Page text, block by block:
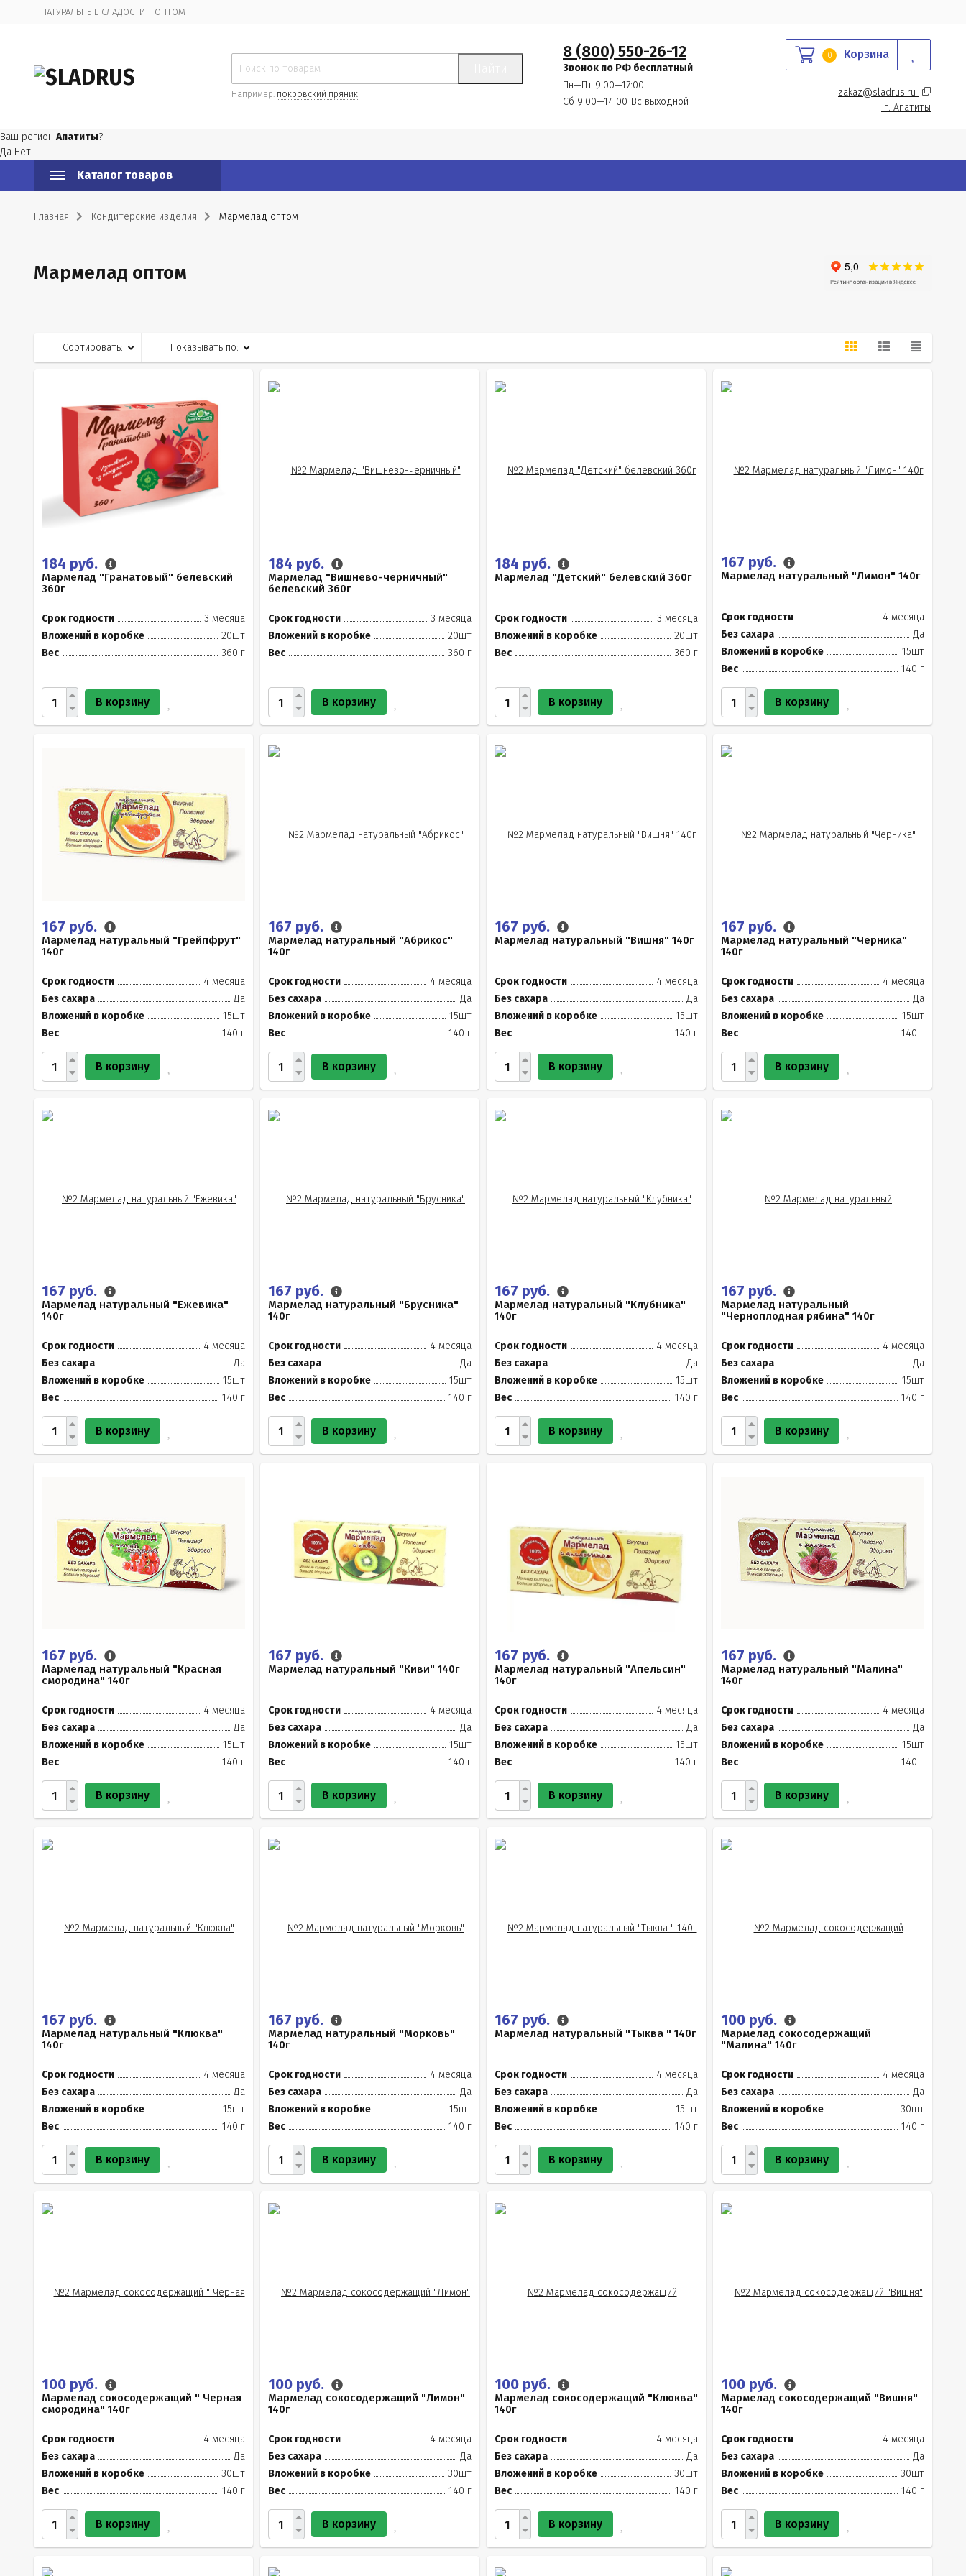
НАТУРАЛЬНЫЕ СЛАДОСТИ - ОПТОМ
Например: покровский пряник
8 (800) 550-26-12
Звонок по РФ бесплатный
Пн—Пт 9:00—17:00
Сб 9:00—14:00 Вс выходной
0 Корзина
zakaz@sladrus.ru
г. Апатиты
Ваш регион Апатиты?
Да Нет
Каталог товаров
Главная Кондитерские изделия Мармелад оптом
Мармелад оптом
Сортировать: Показывать по:
184 руб.
Мармелад "Гранатовый" белевский
360г
Срок годности
3 месяца
Вложений в коробке
20шт
Вес
360 г
В корзину
184 руб.
Мармелад "Вишнево-черничный"
белевский 360г
Срок годности
3 месяца
Вложений в коробке
20шт
Вес
360 г
В корзину
184 руб.
Мармелад "Детский" белевский 360г
Срок годности
3 месяца
Вложений в коробке
20шт
Вес
360 г
В корзину
167 руб.
Мармелад натуральный "Лимон" 140г
Срок годности
4 месяца
Без сахара
Да
Вложений в коробке
15шт
Вес
140 г
В корзину
167 руб.
Мармелад натуральный "Грейпфрут"
140г
Срок годности
4 месяца
Без сахара
Да
Вложений в коробке
15шт
Вес
140 г
В корзину
167 руб.
Мармелад натуральный "Абрикос"
140г
Срок годности
4 месяца
Без сахара
Да
Вложений в коробке
15шт
Вес
140 г
В корзину
167 руб.
Мармелад натуральный "Вишня" 140г
Срок годности
4 месяца
Без сахара
Да
Вложений в коробке
15шт
Вес
140 г
В корзину
167 руб.
Мармелад натуральный "Черника"
140г
Срок годности
4 месяца
Без сахара
Да
Вложений в коробке
15шт
Вес
140 г
В корзину
167 руб.
Мармелад натуральный "Ежевика"
140г
Срок годности
4 месяца
Без сахара
Да
Вложений в коробке
15шт
Вес
140 г
В корзину
167 руб.
Мармелад натуральный "Брусника"
140г
Срок годности
4 месяца
Без сахара
Да
Вложений в коробке
15шт
Вес
140 г
В корзину
167 руб.
Мармелад натуральный "Клубника"
140г
Срок годности
4 месяца
Без сахара
Да
Вложений в коробке
15шт
Вес
140 г
В корзину
167 руб.
Мармелад натуральный
"Черноплодная рябина" 140г
Срок годности
4 месяца
Без сахара
Да
Вложений в коробке
15шт
Вес
140 г
В корзину
167 руб.
Мармелад натуральный "Красная
смородина" 140г
Срок годности
4 месяца
Без сахара
Да
Вложений в коробке
15шт
Вес
140 г
В корзину
167 руб.
Мармелад натуральный "Киви" 140г
Срок годности
4 месяца
Без сахара
Да
Вложений в коробке
15шт
Вес
140 г
В корзину
167 руб.
Мармелад натуральный "Апельсин"
140г
Срок годности
4 месяца
Без сахара
Да
Вложений в коробке
15шт
Вес
140 г
В корзину
167 руб.
Мармелад натуральный "Малина"
140г
Срок годности
4 месяца
Без сахара
Да
Вложений в коробке
15шт
Вес
140 г
В корзину
167 руб.
Мармелад натуральный "Клюква"
140г
Срок годности
4 месяца
Без сахара
Да
Вложений в коробке
15шт
Вес
140 г
В корзину
167 руб.
Мармелад натуральный "Морковь"
140г
Срок годности
4 месяца
Без сахара
Да
Вложений в коробке
15шт
Вес
140 г
В корзину
167 руб.
Мармелад натуральный "Тыква " 140г
Срок годности
4 месяца
Без сахара
Да
Вложений в коробке
15шт
Вес
140 г
В корзину
100 руб.
Мармелад сокосодержащий
"Малина" 140г
Срок годности
4 месяца
Без сахара
Да
Вложений в коробке
30шт
Вес
140 г
В корзину
100 руб.
Мармелад сокосодержащий " Черная
смородина" 140г
Срок годности
4 месяца
Без сахара
Да
Вложений в коробке
30шт
Вес
140 г
В корзину
100 руб.
Мармелад сокосодержащий "Лимон"
140г
Срок годности
4 месяца
Без сахара
Да
Вложений в коробке
30шт
Вес
140 г
В корзину
100 руб.
Мармелад сокосодержащий "Клюква"
140г
Срок годности
4 месяца
Без сахара
Да
Вложений в коробке
30шт
Вес
140 г
В корзину
100 руб.
Мармелад сокосодержащий "Вишня"
140г
Срок годности
4 месяца
Без сахара
Да
Вложений в коробке
30шт
Вес
140 г
В корзину